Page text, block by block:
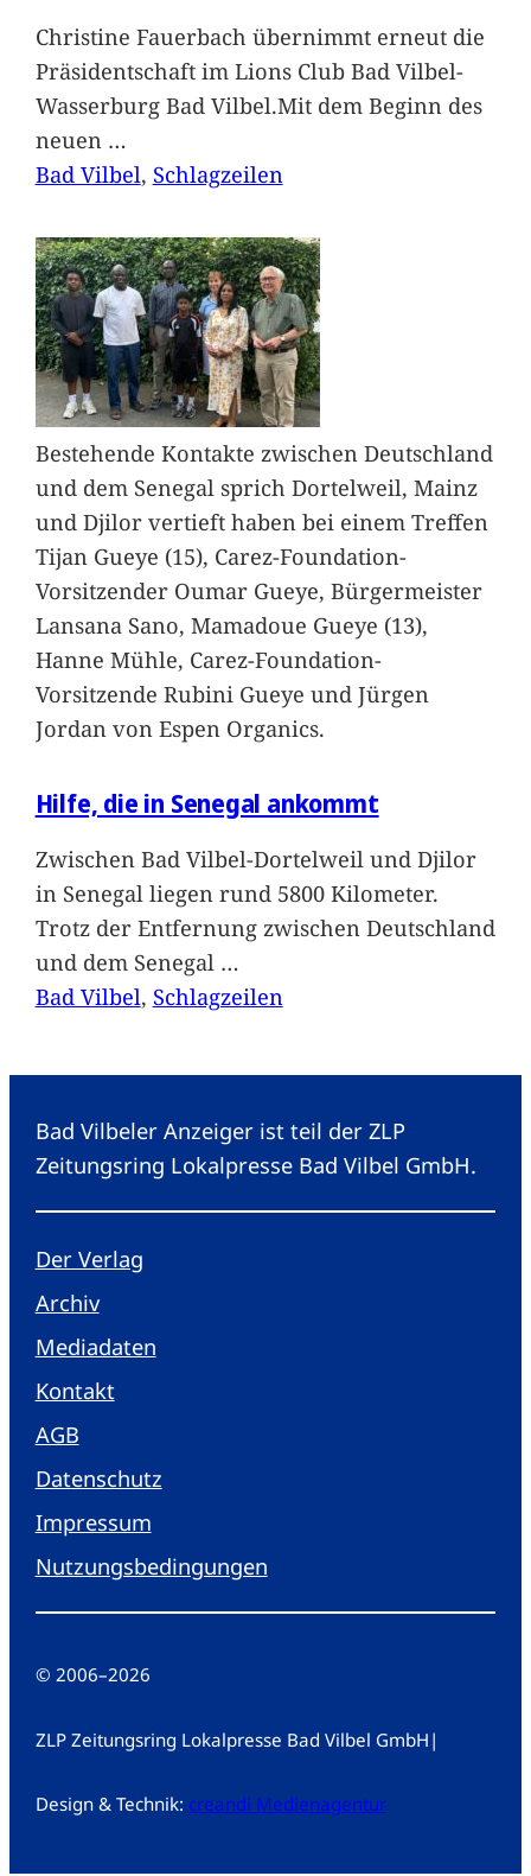
Christine Fauerbach übernimmt erneut die
Präsidentschaft im Lions Club Bad Vilbel-
Wasserburg Bad Vilbel.Mit dem Beginn des
neuen …
Bad Vilbel, Schlagzeilen
Bestehende Kontakte zwischen Deutschland
und dem Senegal sprich Dortelweil, Mainz
und Djilor vertieft haben bei einem Treffen
Tijan Gueye (15), Carez-Foundation-
Vorsitzender Oumar Gueye, Bürgermeister
Lansana Sano, Mamadoue Gueye (13),
Hanne Mühle, Carez-Foundation-
Vorsitzende Rubini Gueye und Jürgen
Jordan von Espen Organics.
Hilfe, die in Senegal ankommt
Zwischen Bad Vilbel-Dortelweil und Djilor
in Senegal liegen rund 5800 Kilometer.
Trotz der Entfernung zwischen Deutschland
und dem Senegal …
Bad Vilbel, Schlagzeilen
Bad Vilbeler Anzeiger ist teil der ZLP
Zeitungsring Lokalpresse Bad Vilbel GmbH.
Der Verlag
Archiv
Mediadaten
Kontakt
AGB
Datenschutz
Impressum
Nutzungsbedingungen
© 2006–2026
ZLP Zeitungsring Lokalpresse Bad Vilbel GmbH |
Design & Technik: creandi Medienagentur